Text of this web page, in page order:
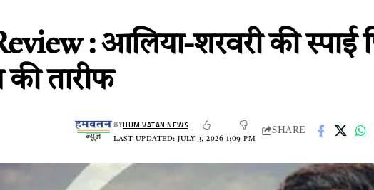
: आलिया-शरवरी की स्पाई
तारीफ
LAST UPDATED: JULY 3, 2026 1:09 PM
BYHUM VATAN NEWS
SHARE